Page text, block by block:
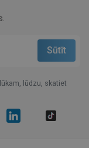
lūdzu, skatiet